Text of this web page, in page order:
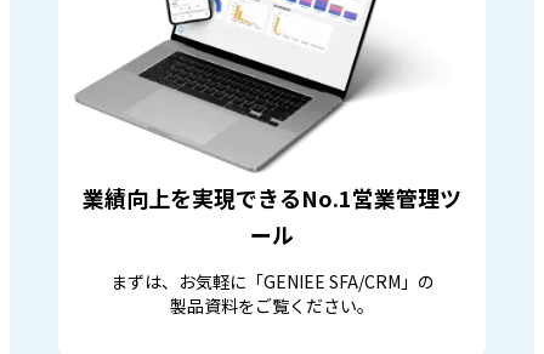
業績向上を実現できるNo.1営業管理ツ
ール
まずは、お気軽に「GENIEE SFA/CRM」の
製品資料をご覧ください。